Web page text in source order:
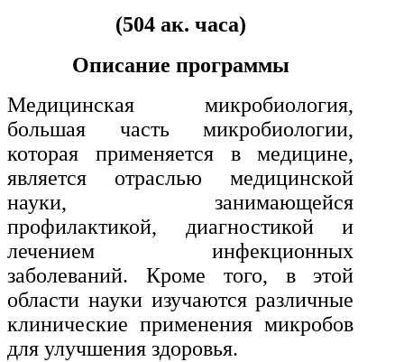
Профессиональное обучение
рабочих и служащих
История и археология
Психологические науки
Техносферная безопасность и ОТ
Техносферная безопасность и
природообустройство
(504 ак. часа)
Описание программы
Медицинская микробиология,
большая часть микробиологии,
которая применяется в медицине,
является отраслью медицинской
науки, занимающейся
профилактикой, диагностикой и
лечением инфекционных
заболеваний. Кроме того, в этой
области науки изучаются различные
клинические применения микробов
для улучшения здоровья.